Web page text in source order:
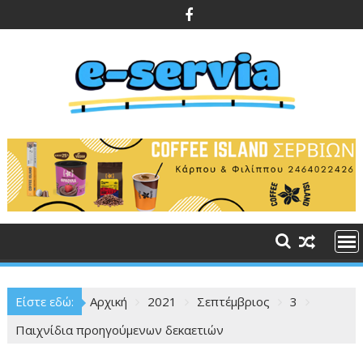
στο
Είστε εδώ: Αρχική 2021 Σεπτέμβριος
3
Παιχνίδια προηγούμενων δεκαετιών